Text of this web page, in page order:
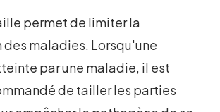
permet de limiter la
maladies. Lorsqu'une
par une maladie, il est
de tailler les parties